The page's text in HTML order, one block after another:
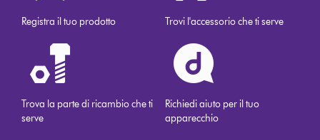
Registra il tuo prodotto Trovi l'accessorio che ti serve
Trova la parte di ricambio che ti
serve
Richiedi aiuto per il tuo
apparecchio